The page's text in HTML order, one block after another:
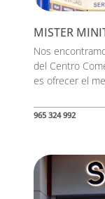
MISTER
Nos
del Centro
es ofrecer el
965 324 992